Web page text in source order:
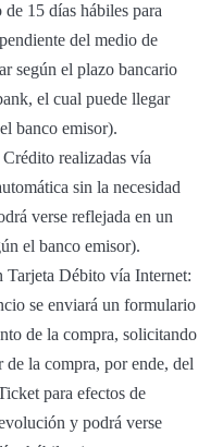
15 días hábiles para
del medio de
según el plazo bancario
el cual puede llegar
banco emisor).
realizadas vía
sin la necesidad
verse reflejada en un
el banco emisor).
Tarjeta Débito vía Internet:
se enviará un formulario
de la compra, solicitando
la compra, por ende, del
para efectos de
y podrá verse